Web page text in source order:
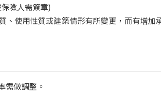
險人需簽章)
、使用性質或建築情形有所變更，而有增
需做調整。